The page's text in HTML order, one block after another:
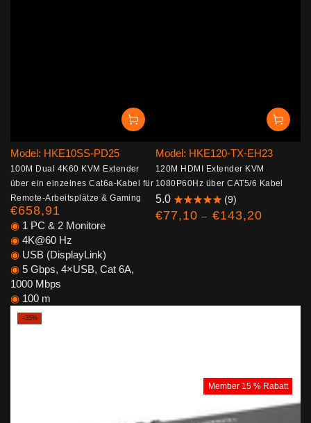
Model: HKE10SS-PD25
100M Dual 4K60 KVM Extender
über ein einzelnes Cat6a-Kabel für
Remote-Arbeitsplätze & Gaming
Regulärer
Preis
€658,91
◉ 1 PC & 2 Monitore
◉ 4K@60 Hz
◉ USB (DisplayLink)
◉ 5 Gbps, 4×USB, Cat 6A,
1000 Mbps
◉ 100 m
Model: HKE120-TX-EH23
120M HDMI Extender KVM
1080P60Hz über CAT5/6 Kabel
5.0
(9)
Regulärer
€77,10 €143,20
Member 15 % Rabatt
–35%